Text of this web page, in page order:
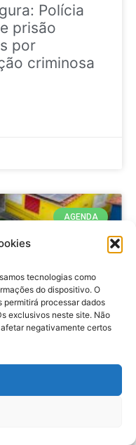
tecnologias como
do dispositivo. O
processar dados
exclusivos neste site. Não
negativamente certos
Polícia
prisão
por
criminosa
AGENDA
acontecerá